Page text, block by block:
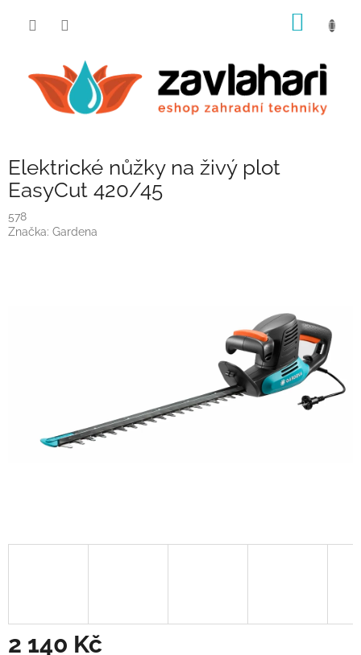
Elektrické nůžky na živý plot
EasyCut 420/45
578
Značka: Gardena
2 140 Kč